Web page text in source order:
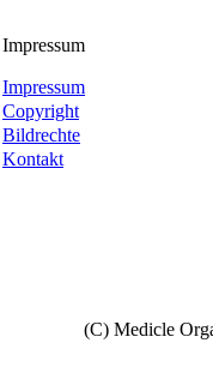
Impressum
Impressum
Copyright
Bildrechte
Kontakt
(C) Medicle